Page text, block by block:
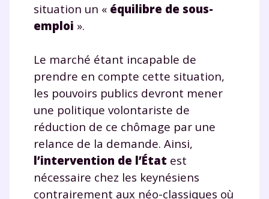
situation un « équilibre de sous-
emploi ».
Le marché étant incapable de
prendre en compte cette situation,
les pouvoirs publics devront mener
une politique volontariste de
réduction de ce chômage par une
relance de la demande. Ainsi,
l’intervention de l’État est
nécessaire chez les keynésiens
contrairement aux néo-classiques où